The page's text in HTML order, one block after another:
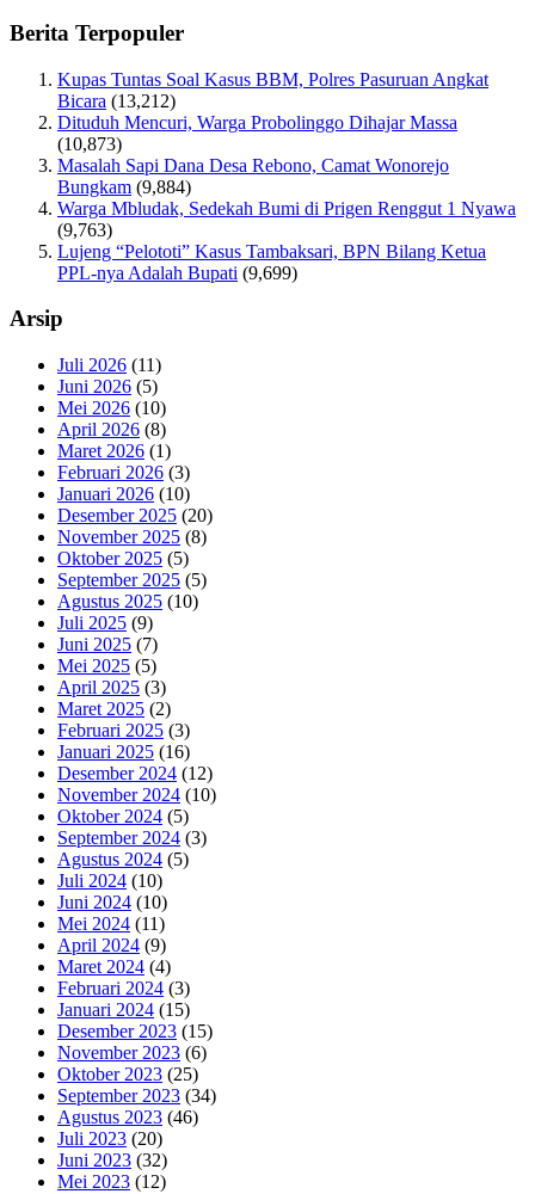
Berita Terpopuler
Kupas Tuntas Soal Kasus BBM, Polres Pasuruan Angkat
Bicara (13,212)
Dituduh Mencuri, Warga Probolinggo Dihajar Massa
(10,873)
Masalah Sapi Dana Desa Rebono, Camat Wonorejo
Bungkam (9,884)
Warga Mbludak, Sedekah Bumi di Prigen Renggut 1 Nyawa
(9,763)
Lujeng “Pelototi” Kasus Tambaksari, BPN Bilang Ketua
PPL-nya Adalah Bupati (9,699)
Arsip
Juli 2026 (11)
Juni 2026 (5)
Mei 2026 (10)
April 2026 (8)
Maret 2026 (1)
Februari 2026 (3)
Januari 2026 (10)
Desember 2025 (20)
November 2025 (8)
Oktober 2025 (5)
September 2025 (5)
Agustus 2025 (10)
Juli 2025 (9)
Juni 2025 (7)
Mei 2025 (5)
April 2025 (3)
Maret 2025 (2)
Februari 2025 (3)
Januari 2025 (16)
Desember 2024 (12)
November 2024 (10)
Oktober 2024 (5)
September 2024 (3)
Agustus 2024 (5)
Juli 2024 (10)
Juni 2024 (10)
Mei 2024 (11)
April 2024 (9)
Maret 2024 (4)
Februari 2024 (3)
Januari 2024 (15)
Desember 2023 (15)
November 2023 (6)
Oktober 2023 (25)
September 2023 (34)
Agustus 2023 (46)
Juli 2023 (20)
Juni 2023 (32)
Mei 2023 (12)